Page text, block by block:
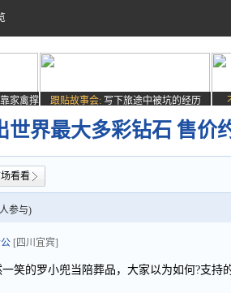
家禽撑
跟贴故事会: 写下旅途中被坑的经历
世界最大多彩钻石 售价
看看
人参与)
[四川宜宾]
笑的罗小兜当陪葬品，大家以为如何?支持